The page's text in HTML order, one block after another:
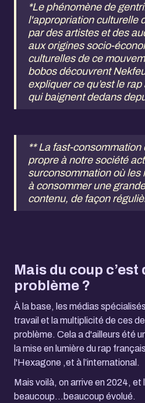
*Le phénomène de
l'appropriation culturelle
par des artistes et des
aux origines socio-
culturelles de ce
bobos découvrent
expliquer ce qu’est le
qui baignent dedans
** La fast-
propre à notre société
surconsommation où les
à consommer une
contenu, de façon
Mais du coup c’est
problème ?
À la base, les médias
travail et la multiplicité de ces
problème. Cela a d'ailleurs été
la mise en lumière du rap
l'Hexagone ,et à l’international.
Mais voilà, on arrive en 2024, et
beaucoup…beaucoup évolué.